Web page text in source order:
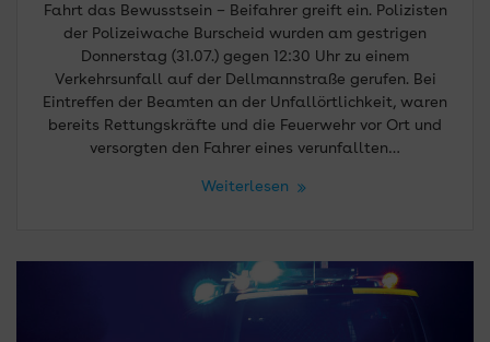
Fahrt das Bewusstsein – Beifahrer greift ein. Polizisten
der Polizeiwache Burscheid wurden am gestrigen
Donnerstag (31.07.) gegen 12:30 Uhr zu einem
Verkehrsunfall auf der Dellmannstraße gerufen. Bei
Eintreffen der Beamten an der Unfallörtlichkeit, waren
bereits Rettungskräfte und die Feuerwehr vor Ort und
versorgten den Fahrer eines verunfallten…
Weiterlesen